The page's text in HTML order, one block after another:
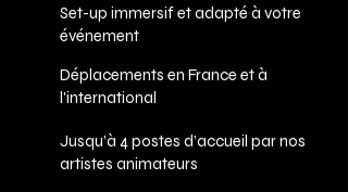
Set-up immersif et adapté à votre
événement
Déplacements en France et à
l'international
Jusqu’à 4 postes d’accueil par nos
artistes animateurs